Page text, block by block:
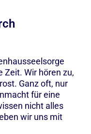
Zeit. Wir hören zu,
Ganz oft, nur
für eine
nicht alles
wir uns mit